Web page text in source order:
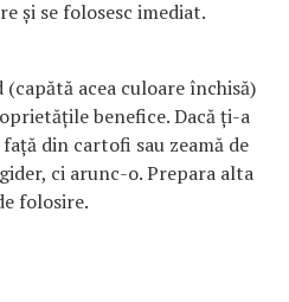
și se folosesc imediat.
acea culoare închisă)
benefice. Dacă ți-a
din cartofi sau zeamă de
ci arunc-o. Prepara alta
folosire.